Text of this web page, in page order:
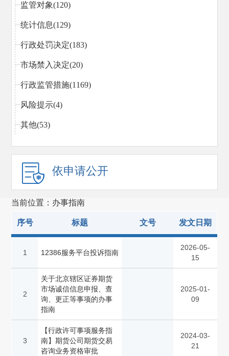
监管对象(120)
统计信息(129)
行政处罚决定(183)
市场禁入决定(20)
行政监管措施(1169)
风险提示(4)
其他(53)
依申请公开
当前位置：办事指南
序号 标题 文号 发文日期
1 12386服务平台投诉指南
2026-05-
15
2
关于北京辖区证券期货
市场诚信信息申报、查
询、更正等事项的办事
指南
2025-01-
09
3
【行政许可事项服务指
南】期货公司期货交易
咨询业务资格审批
2024-03-
21